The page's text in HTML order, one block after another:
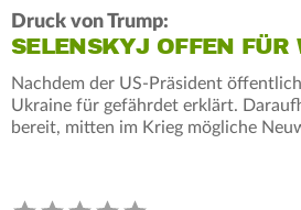
Druck von Trump:
SELENSKYJ OFFEN FÜR
Nachdem der US-Präsident
Ukraine für gefährdet erklärt.
bereit, mitten im Krieg mögliche